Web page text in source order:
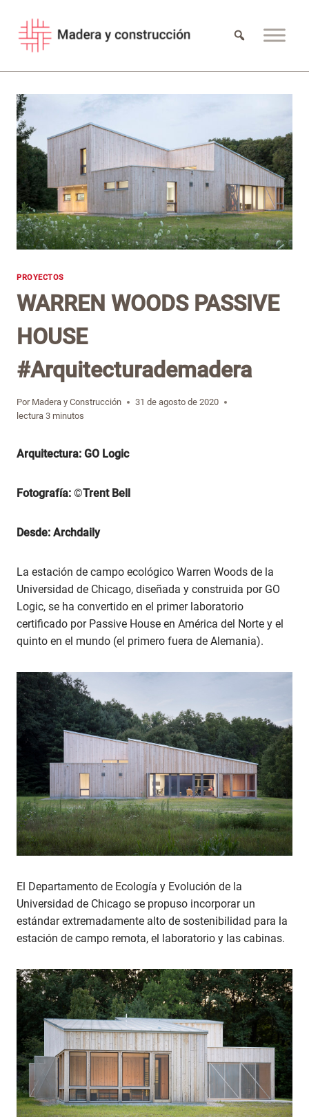
contenido
PROYECTOS
WARREN WOODS PASSIVE
HOUSE
#Arquitecturademadera
Por Madera y Construcción
31 de agosto de 2020
lectura 3 minutos
Arquitectura: GO Logic
Fotografía: ©Trent Bell
Desde: Archdaily
La estación de campo ecológico Warren Woods de la
Universidad de Chicago, diseñada y construida por GO
Logic, se ha convertido en el primer laboratorio
certificado por Passive House en América del Norte y el
quinto en el mundo (el primero fuera de Alemania).
El Departamento de Ecología y Evolución de la
Universidad de Chicago se propuso incorporar un
estándar extremadamente alto de sostenibilidad para la
estación de campo remota, el laboratorio y las cabinas.